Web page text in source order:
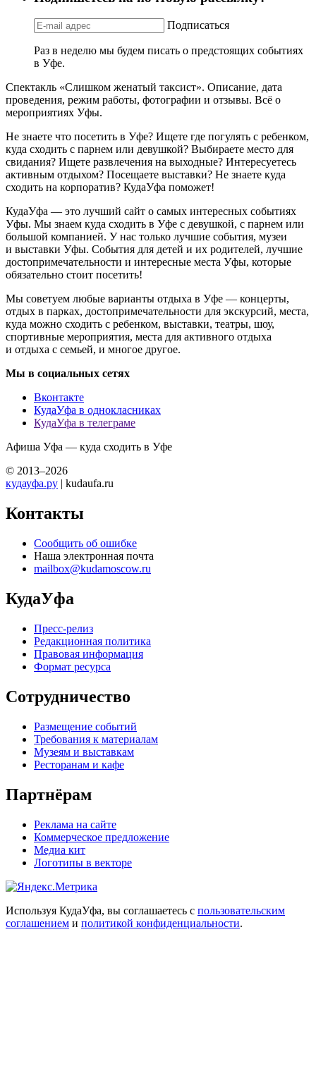
Подписаться
Раз в неделю мы будем писать о предстоящих событиях
в Уфе.
Спектакль «Слишком женатый таксист». Описание, дата
проведения, режим работы, фотографии и отзывы. Всё о
мероприятиях Уфы.
Не знаете что посетить в Уфе? Ищете где погулять с ребенком,
куда сходить с парнем или девушкой? Выбираете место для
свидания? Ищете развлечения на выходные? Интересуетесь
активным отдыхом? Посещаете выставки? Не знаете куда
сходить на корпоратив? КудаУфа поможет!
КудаУфа — это лучший сайт о самых интересных событиях
Уфы. Мы знаем куда сходить в Уфе с девушкой, с парнем или
большой компанией. У нас только лучшие события, музеи
и выставки Уфы. События для детей и их родителей, лучшие
достопримечательности и интересные места Уфы, которые
обязательно стоит посетить!
Мы советуем любые варианты отдыха в Уфе — концерты,
отдых в парках, достопримечательности для экскурсий, места,
куда можно сходить с ребенком, выставки, театры, шоу,
спортивные мероприятия, места для активного отдыха
и отдыха с семьей, и многое другое.
Мы в социальных сетях
Вконтакте
КудаУфа в однокласниках
КудаУфа в телеграме
Афиша Уфа — куда сходить в Уфе
© 2013–2026
кудауфа.ру | kudaufa.ru
Контакты
Сообщить об ошибке
Наша электронная почта
mailbox@kudamoscow.ru
КудаУфа
Пресс-релиз
Редакционная политика
Правовая информация
Формат ресурса
Сотрудничество
Размещение событий
Требования к материалам
Музеям и выставкам
Ресторанам и кафе
Партнёрам
Реклама на сайте
Коммерческое предложение
Медиа кит
Логотипы в векторе
Используя КудаУфа, вы соглашаетесь с пользовательским
соглашением и политикой конфиденциальности.